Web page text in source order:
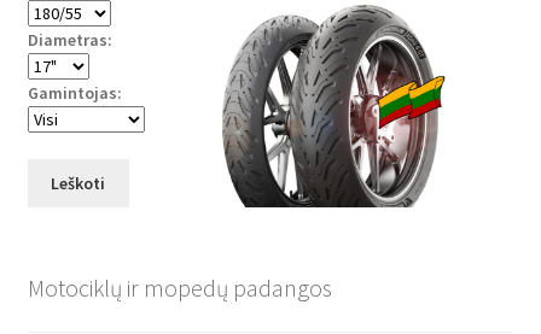
Diametras:
Gamintojas:
Leškoti
Motociklų ir mopedų padangos